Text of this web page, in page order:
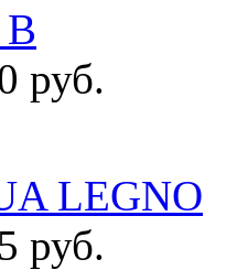
руб.
LEGNO
руб.